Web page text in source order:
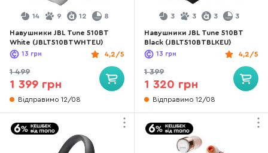
14 9 12 8
Навушники JBL Tune 510BT
White (JBLT510BTWHTEU)
4,2/5
13 грн
1 499
1 399 грн
Відправимо 12/08
3 3 3 3
Навушники JBL Tune 510BT
Black (JBLT510BTBLKEU)
4,2/5
13 грн
1 399
1 320 грн
Відправимо 12/08